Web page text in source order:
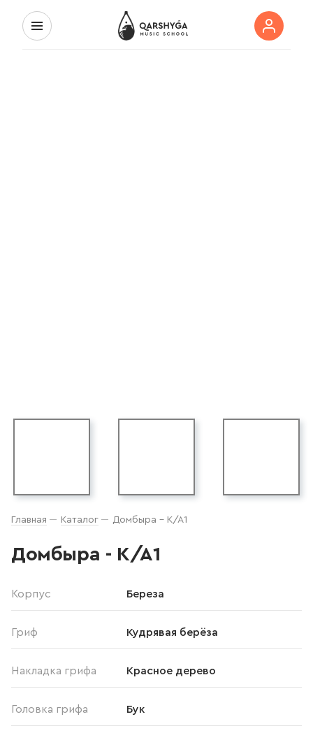
Главная Каталог Домбыра - К/А1
Домбыра - К/А1
Корпус Береза
Гриф Кудрявая берёза
Накладка грифа Красное дерево
Головка грифа Бук